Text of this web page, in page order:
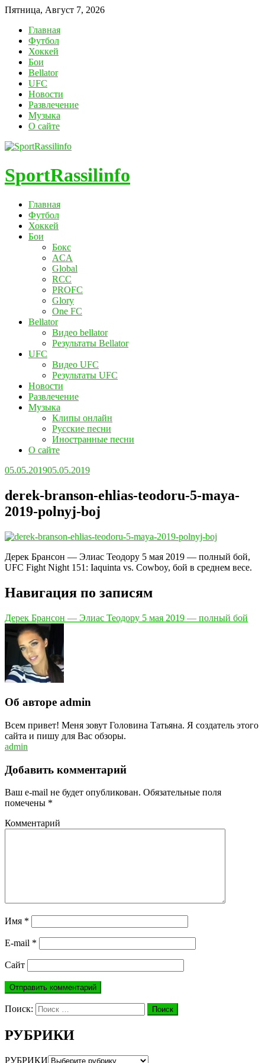
Пятница, Август 7, 2026
Главная
Футбол
Хоккей
Бои
Bellator
UFC
Новости
Развлечение
Музыка
О сайте
SportRassilinfo
Главная
Футбол
Хоккей
Бои
Бокс
ACA
Global
RCC
PROFC
Glory
One FC
Bellator
Видео bellator
Результаты Bellator
UFC
Видео UFC
Результаты UFC
Новости
Развлечение
Музыка
Клипы онлайн
Русские песни
Иностранные песни
О сайте
05.05.201905.05.2019
derek-branson-ehlias-teodoru-5-maya-
2019-polnyj-boj
Дерек Брансон — Элиас Теодору 5 мая 2019 — полный бой,
UFC Fight Night 151: Iaquinta vs. Cowboy, бой в среднем весе.
Навигация по записям
Дерек Брансон — Элиас Теодору 5 мая 2019 — полный бой
Об авторе admin
Всем привет! Меня зовут Головина Татьяна. Я создатель этого
сайта и пишу для Вас обзоры.
admin
Добавить комментарий
Ваш e-mail не будет опубликован. Обязательные поля
помечены *
Комментарий
Имя *
E-mail *
Сайт
Поиск: Поиск
РУБРИКИ
РУБРИКИ